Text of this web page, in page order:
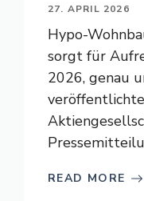
27. APRIL 2026
Hypo-
sorgt für
2026, genau
READ MORE